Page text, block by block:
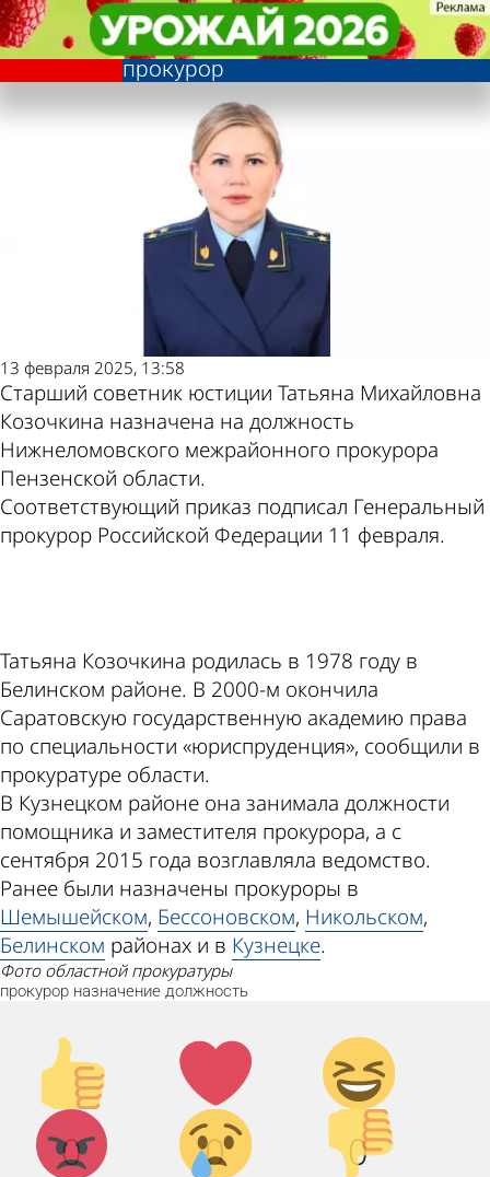
Назначен новый
Нижнеломовский межрайонный
прокурор
Общество
13 февраля 2025, 13:58
Старший советник юстиции Татьяна Михайловна
Козочкина назначена на должность
Нижнеломовского межрайонного прокурора
Пензенской области.
Соответствующий приказ подписал Генеральный
прокурор Российской Федерации 11 февраля.
Татьяна Козочкина родилась в 1978 году в
Белинском районе. В 2000-м окончила
Саратовскую государственную академию права
по специальности «юриспруденция», сообщили в
прокуратуре области.
В Кузнецком районе она занимала должности
помощника и заместителя прокурора, а с
сентября 2015 года возглавляла ведомство.
Ранее были назначены прокуроры в
Шемышейском, Бессоновском, Никольском,
Белинском районах и в Кузнецке.
фото областной прокуратуры
прокурор назначение должность
Палец
вверх!
0
Лайк!
0
Дикий
смех!
0
Агрессия!
Грусть
:(
Палец
вниз!
Назначен новый
Нижнеломовский межрайонный
прокурор
Общество
Другие новости по
теме
Погода и курсы
валют в Пензе